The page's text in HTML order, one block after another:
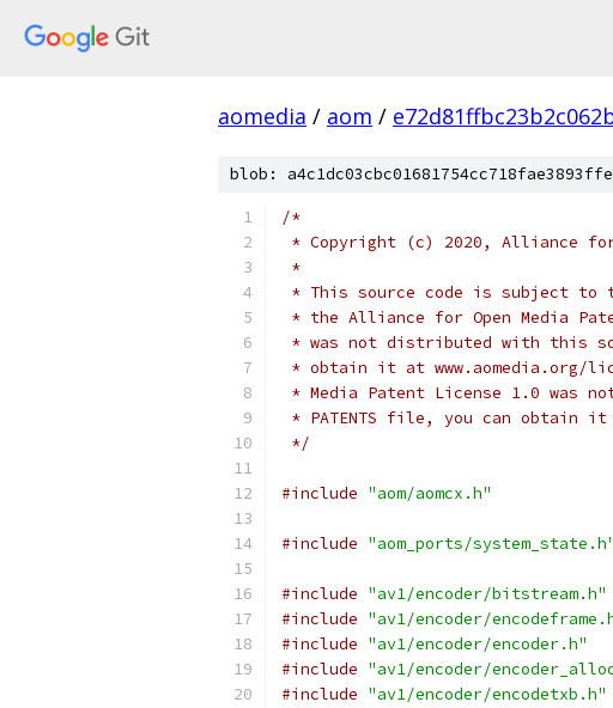
aomedia / aom /
blob:
/*
* Copyright (c) 2020, Alliance
*
* This source code is subject to
* the Alliance for Open Media
* was not distributed with this
* obtain it at www.aomedia.org/
* Media Patent License 1.0 was
* PATENTS file, you can obtain it
*/
#include "aom/aomcx.h"
#include "aom_ports/system_state.h"
#include "av1/encoder/bitstream.h"
#include "av1/encoder/
#include "av1/encoder/encoder.h"
#include "av1/encoder/
#include "av1/encoder/encodetxb.h"